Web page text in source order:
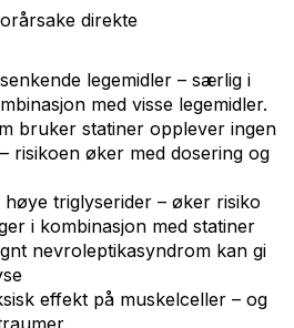
direkte
legemidler – særlig i
med visse legemidler.
bruker statiner opplever ingen
risikoen øker med dosering og
triglyserider – øker risiko
i kombinasjon med statiner
nevroleptikasyndrom kan gi
effekt på muskelceller – og